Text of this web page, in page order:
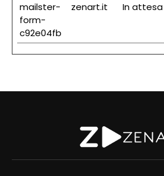
mailster-
form-
c92e04fb
zenart.it In attesa